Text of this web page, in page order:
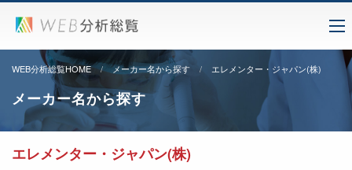
WEB分析総覧HOME メーカー名から探す エレメンター・ジャパン(株)
メーカー名から探す
エレメンター・ジャパン(株)